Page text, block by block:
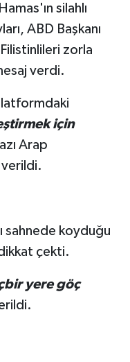
silahlı
ABD Başkanı
zorla
verdi.
için
Arap
verildi.
sahnede koyduğu
çekti.
yere göç